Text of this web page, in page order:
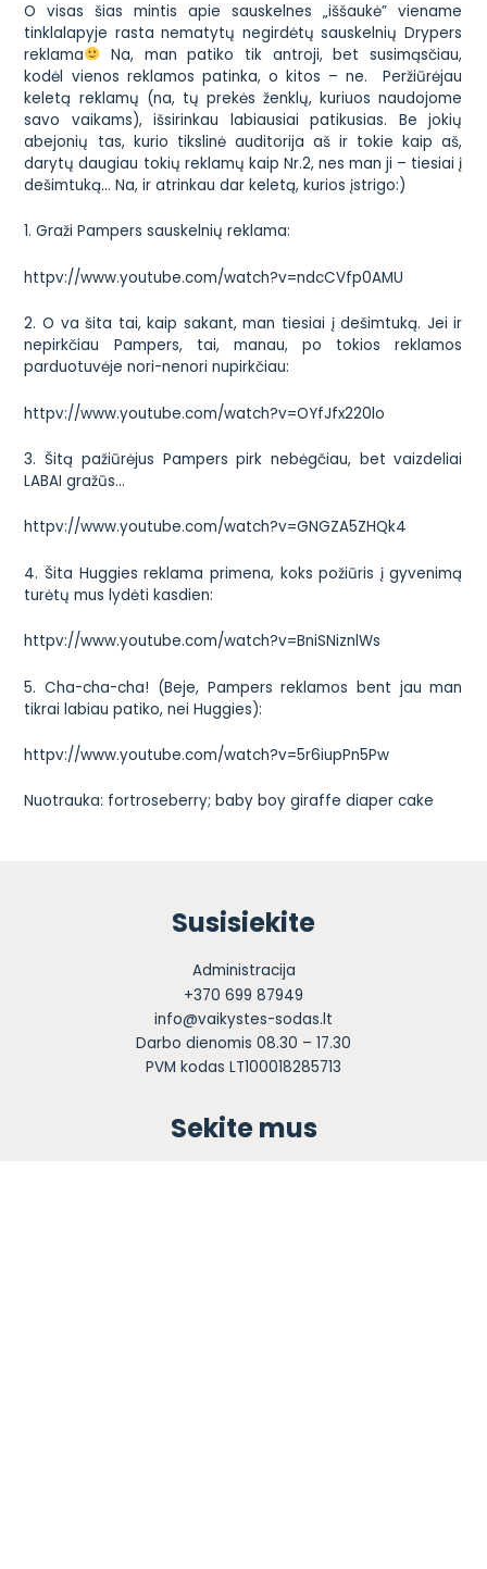
O visas šias mintis apie sauskelnes „iššaukė” viename
tinklalapyje rasta nematytų negirdėtųsauskelnių Drypers
reklama
Na, man patiko tik antroji, bet susimąsčiau,
kodėl vienos reklamos patinka, o kitos – ne. Peržiūrėjau
keletą reklamų (na, tų prekės ženklų, kuriuos naudojome
savo vaikams), išsirinkau labiausiai patikusias. Be jokių
abejonių tas, kurio tikslinė auditorija aš ir tokie kaip aš,
darytų daugiau tokių reklamų kaip Nr.2, nes man ji – tiesiai į
dešimtuką… Na, ir atrinkau dar keletą, kurios įstrigo:)
1. Graži Pampers sauskelnių reklama:
httpv://www.youtube.com/watch?v=ndcCVfp0AMU
2. O va šita tai, kaip sakant, man tiesiai į dešimtuką. Jei ir
nepirkčiau Pampers, tai, manau, po tokios reklamos
parduotuvėje nori-nenori nupirkčiau:
httpv://www.youtube.com/watch?v=OYfJfx220lo
3. Šitą pažiūrėjus Pampers pirk nebėgčiau, bet vaizdeliai
LABAI gražūs…
httpv://www.youtube.com/watch?v=GNGZA5ZHQk4
4. Šita Huggies reklama primena, koks požiūris į gyvenimą
turėtų mus lydėti kasdien:
httpv://www.youtube.com/watch?v=BniSNiznlWs
5. Cha-cha-cha! (Beje, Pampers reklamos bent jau man
tikrai labiau patiko, nei Huggies):
httpv://www.youtube.com/watch?v=5r6iupPn5Pw
Nuotrauka: fortroseberry; baby boy giraffe diaper cake
Susisiekite
Administracija
+370 699 87949
info@vaikystes-sodas.lt
Darbo dienomis 08.30 – 17.30
PVM kodas LT100018285713
Sekite mus